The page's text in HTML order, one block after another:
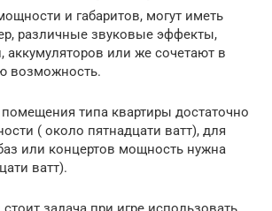
и габаритов, могут иметь
различные звуковые эффекты,
аккумуляторов или же сочетают в
возможность.
типа квартиры достаточно
( около пятнадцати ватт), для
или концертов мощность нужна
ватт).